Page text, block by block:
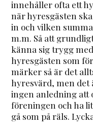
innehåller ofta ett
när hyresgästen
in och vilken
m.m. Så att
känna sig trygg
hyresgästen som
märker så är det
hyresvärd, men det
ingen anledning att
föreningen och ha
gå som på räls.